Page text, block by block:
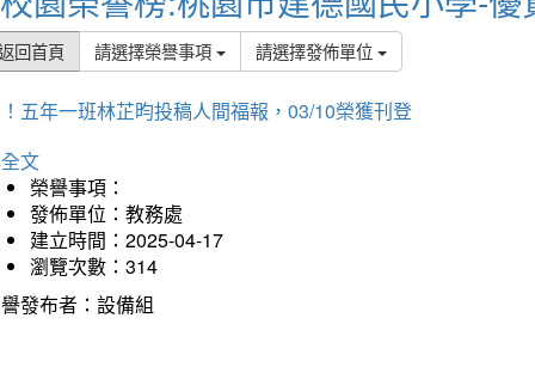
回首頁 請選擇榮譽事項 請選擇發佈單位
五年一班林芷昀投稿人間福報，03/10榮獲刊登
文
榮譽事項：
發佈單位：教務處
建立時間：2025-04-17
瀏覽次數：314
發布者：設備組